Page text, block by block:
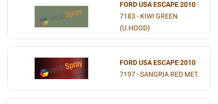
FORD USA ESCAPE 2010
7183 - KIWI GREEN
(U.HOOD)
FORD USA ESCAPE 2010
7197 - SANGRIA RED MET.